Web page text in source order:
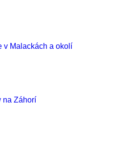
v Malackách a okolí
na Záhorí